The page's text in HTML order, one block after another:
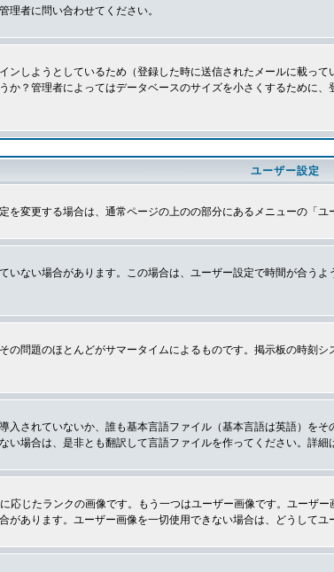
理者に問い合わせてください。
ンしようとしているため（登録した時に送信されたメールに載っ
か？管理者によってはデータベースのサイズを小さくするために
ユーザー設定
変更する場合は、通常ページの上のの部分にあるメニューの「
いない場合があります。この場合は、ユーザー設定で時間が合う
の問題のほとんどがサマータイムによるものです。掲示板の時刻
入されていないか、誰も基本言語ファイル（基本言語は英語）を
い場合は、是非とも翻訳して言語ファイルを作ってください。詳細
応じたランクの画像です。もう一つはユーザー画像です。ユーザ
あります。ユーザー画像を一切使用できない場合は、どうして